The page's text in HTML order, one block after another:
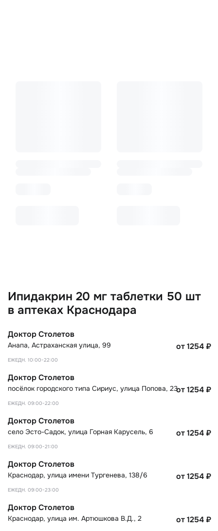
Ипидакрин 20 мг таблетки 50 шт
в аптеках Краснодара
Доктор Столетов
Анапа, Астраханская улица, 99
ЕЖЕДН. 10:00-22:00
от 1254₽
Доктор Столетов
посёлок городского типа Сириус, улица Попова, 23
ЕЖЕДН. 09:00-22:00
от 1254₽
Доктор Столетов
село Эсто-Садок, улица Горная Карусель, 6
ЕЖЕДН. 09:00-21:00
от 1254₽
Доктор Столетов
Краснодар, улица имени Тургенева, 138/6
ЕЖЕДН. 09:00-23:00
от 1254₽
Доктор Столетов
Краснодар, улица им. Артюшкова В.Д., 2 от 1254₽